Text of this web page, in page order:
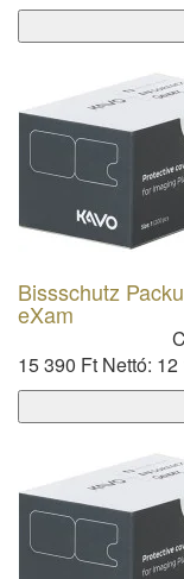
Bissschutz
eXam
15 390 Ft Nettó: